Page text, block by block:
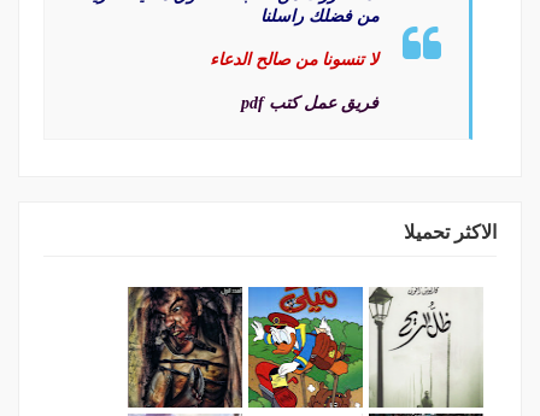
من فضلك راسلنا
لا تنسونا من صالح الدعاء
فريق عمل كتب pdf
الاكثر تحميلا